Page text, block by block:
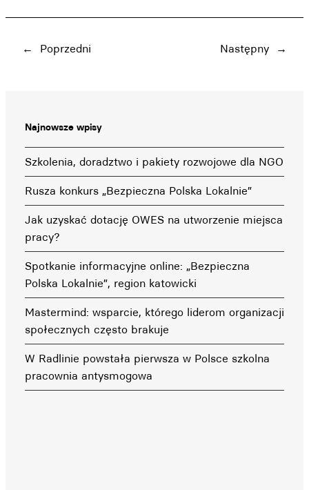
← Poprzedni Następny →
Najnowsze wpisy
Szkolenia, doradztwo i pakiety rozwojowe dla NGO
Rusza konkurs „Bezpieczna Polska Lokalnie”
Jak uzyskać dotację OWES na utworzenie miejsca
pracy?
Spotkanie informacyjne online: „Bezpieczna
Polska Lokalnie”, region katowicki
Mastermind: wsparcie, którego liderom organizacji
społecznych często brakuje
W Radlinie powstała pierwsza w Polsce szkolna
pracownia antysmogowa